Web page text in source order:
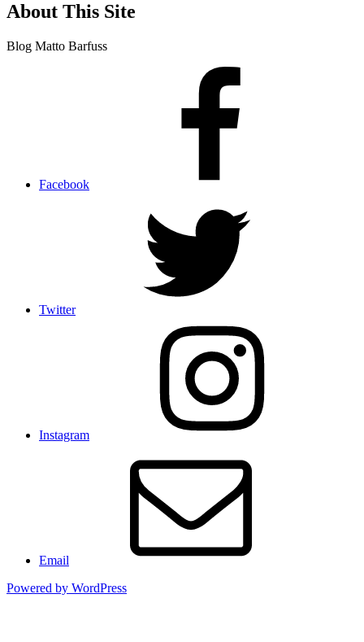
About This Site
Blog Matto Barfuss
Facebook
Twitter
Instagram
Email
Powered by WordPress